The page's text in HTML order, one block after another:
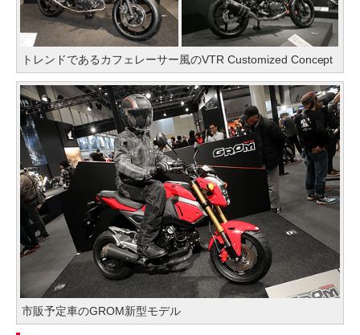
トレンドであるカフェレーサー風のVTR Customized Concept
市販予定車のGROM新型モデル